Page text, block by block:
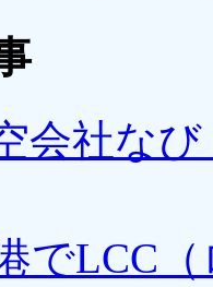
会社な
でLCC